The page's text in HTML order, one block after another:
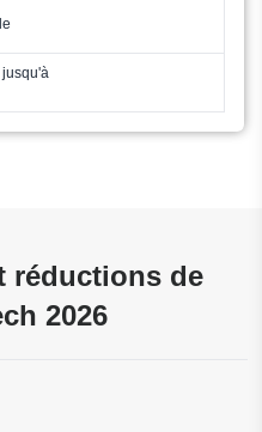
jusqu'à
réductions de
2026